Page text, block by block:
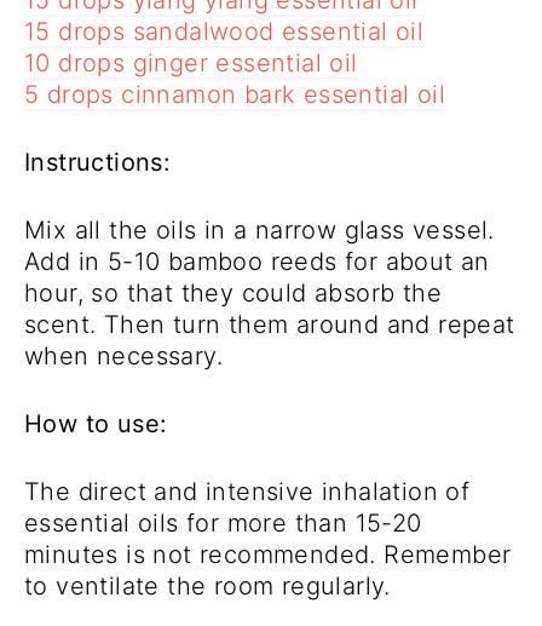
15 drops sandalwood essential oil
10 drops ginger essential oil
5 drops cinnamon bark essential oil
Instructions:
Mix all the oils in a narrow glass vessel.
Add in 5-10 bamboo reeds for about an
hour, so that they could absorb the
scent. Then turn them around and repeat
when necessary.
How to use:
The direct and intensive inhalation of
essential oils for more than 15-20
minutes is not recommended. Remember
to ventilate the room regularly.